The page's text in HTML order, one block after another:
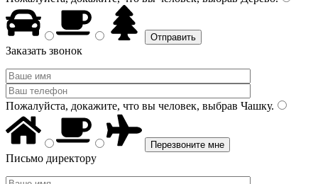
Заказать звонок
Пожалуйста, докажите, что вы человек, выбрав Чашку.
Письмо директору